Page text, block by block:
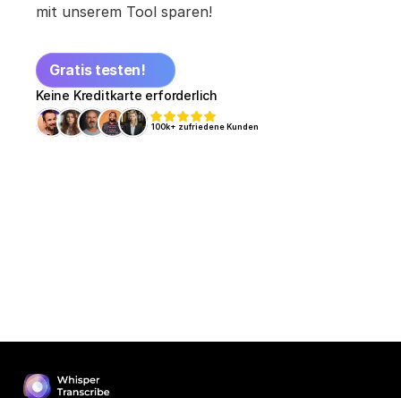
mit unserem Tool sparen!
Gratis testen!
Keine Kreditkarte erforderlich
100k+ zufriedene Kunden